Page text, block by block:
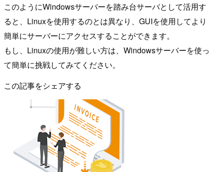
このようにWindowsサーバーを踏み台サーバとして活用す
ると、Linuxを使用するのとは異なり、GUIを使用してより
簡単にサーバーにアクセスすることができます。
もし、Linuxの使用が難しい方は、Windowsサーバーを使っ
て簡単に挑戦してみてください。
この記事をシェアする